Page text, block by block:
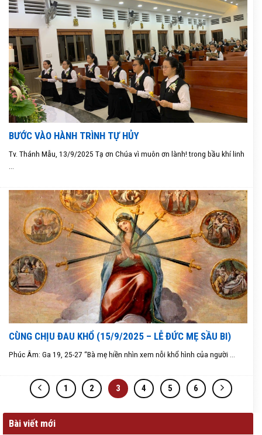
BƯỚC VÀO HÀNH TRÌNH TỰ HỦY
Tv. Thánh Mẫu, 13/9/2025 Tạ ơn Chúa vì muôn ơn lành! trong bầu khí linh
CÙNG CHỊU ĐAU KHỔ (15/9/2025 – LỄ ĐỨC MẸ SẦU BI)
Phúc Âm: Ga 19, 25-27 “Bà mẹ hiền nhìn xem nỗi khổ hình của người ...
1 2 3 4 5 6
Bài viết mới